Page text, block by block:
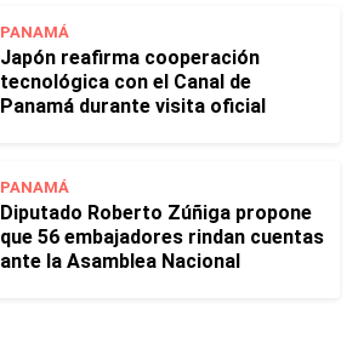
PANAMÁ
Japón reafirma cooperación
tecnológica con el Canal de
Panamá durante visita oficial
PANAMÁ
Diputado Roberto Zúñiga propone
que 56 embajadores rindan cuentas
ante la Asamblea Nacional